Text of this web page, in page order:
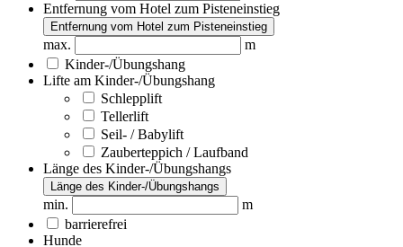
Entfernung vom Hotel zum Pisteneinstieg
Entfernung vom Hotel zum Pisteneinstieg
max.
m
Kinder-/Übungshang
Lifte am Kinder-/Übungshang
Schlepplift
Tellerlift
Seil- / Babylift
Zauberteppich / Laufband
Länge des Kinder-/Übungshangs
Länge des Kinder-/Übungshangs
min.
m
barrierefrei
Hunde